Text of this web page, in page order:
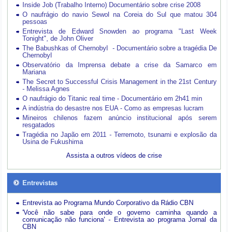
Inside Job (Trabalho Interno) Documentário sobre crise 2008
O naufrágio do navio Sewol na Coreia do Sul que matou 304
pessoas
Entrevista de Edward Snowden ao programa "Last Week
Tonight", de John Oliver
The Babushkas of Chernobyl - Documentário sobre a tragédia De
Chernobyl
Observatório da Imprensa debate a crise da Samarco em
Mariana
The Secret to Successful Crisis Management in the 21st Century
- Melissa Agnes
O naufrágio do Titanic real time - Documentário em 2h41 min
A indústria do desastre nos EUA - Como as empresas lucram
Mineiros chilenos fazem anúncio institucional após serem
resgatados
Tragédia no Japão em 2011 - Terremoto, tsunami e explosão da
Usina de Fukushima
Assista a outros vídeos de crise
Entrevistas
Entrevista ao Programa Mundo Corporativo da Rádio CBN
'Você não sabe para onde o governo caminha quando a
comunicação não funciona' - Entrevista ao programa Jornal da
CBN